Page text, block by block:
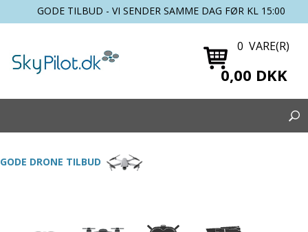
GODE TILBUD - VI SENDER SAMME DAG FØR KL 15:00
0 VARE(R)
0,00 DKK
GODE DRONE TILBUD